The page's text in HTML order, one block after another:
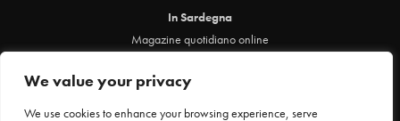
We value your privacy
We use cookies to enhance your browsing experience, serve
In Sardegna
Magazine quotidiano online
Direttore responsabile ed editore: Claudia Marin
Piazza Santa Chiara, 49 - 00186 - Roma